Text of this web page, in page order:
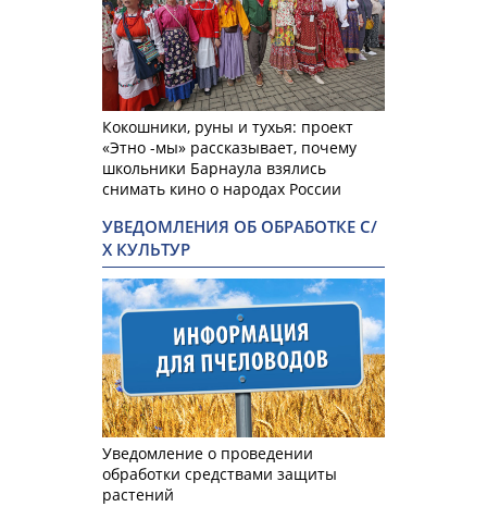
Кокошники, руны и тухья: проект
«Этно -мы» рассказывает, почему
школьники Барнаула взялись
снимать кино о народах России
УВЕДОМЛЕНИЯ ОБ ОБРАБОТКЕ С/
Х КУЛЬТУР
Уведомление о проведении
обработки средствами защиты
растений